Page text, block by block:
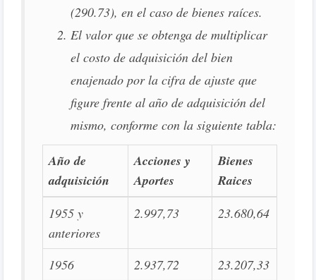
(290.73), en el caso de bienes raíces.
El valor que se obtenga de multiplicar
el costo de adquisición del bien
enajenado por la cifra de ajuste que
figure frente al año de adquisición del
mismo, conforme con la siguiente tabla:
Año de
adquisición
Acciones y
Aportes
Bienes
Raices
1955 y
anteriores
2.997,73 23.680,64
1956 2.937,72
23.207,33